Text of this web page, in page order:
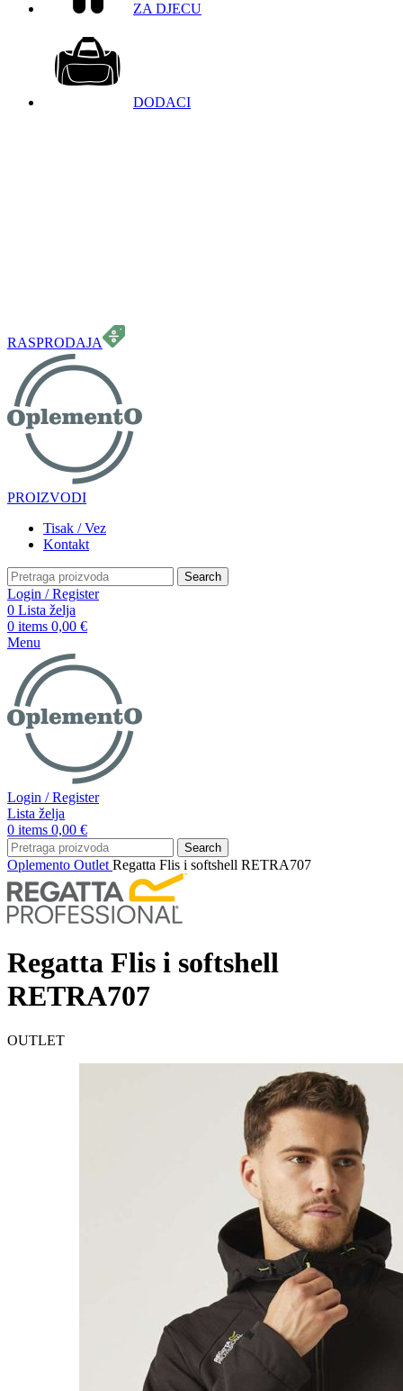
ZA DJECU
DODACI
RASPRODAJA
PROIZVODI
Tisak / Vez
Kontakt
Search
Login / Register
0 Lista želja
0 items 0,00 €
Menu
Login / Register
Lista želja
0 items 0,00 €
Search
Oplemento Outlet Regatta Flis i softshell RETRA707
Regatta Flis i softshell
RETRA707
OUTLET